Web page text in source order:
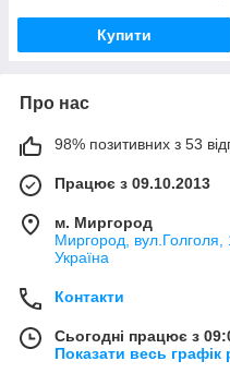
Купити
Про нас
98% позитивних з 53
Працює з 09.10.2013
м. Миргород
Миргород,
Україна
Контакти
Сьогодні працює з
Показати весь графік